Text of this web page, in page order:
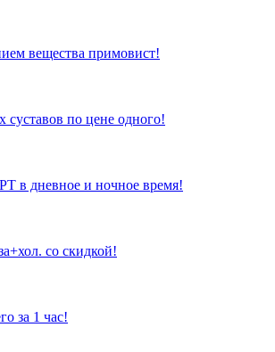
вещества примовист!
по цене одного!
в дневное и ночное время!
со скидкой!
за 1 час!